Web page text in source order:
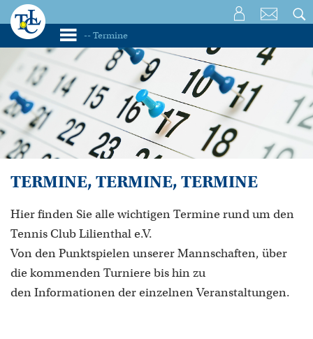
TERMINE, TERMINE, TERMINE
Hier finden Sie alle wichtigen Termine rund um den
Tennis Club Lilienthal e.V.
Von den Punktspielen unserer Mannschaften, über
die kommenden Turniere bis hin zu
den Informationen der einzelnen Veranstaltungen.